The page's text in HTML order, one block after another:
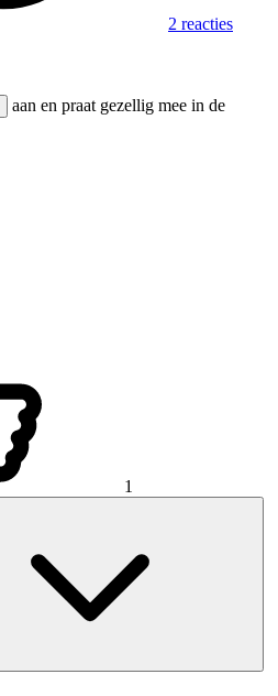
2 reacties
aan en praat gezellig mee in de
1